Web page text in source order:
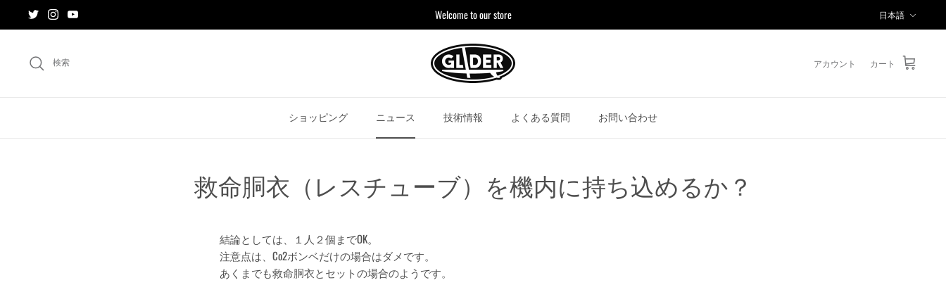
Welcome to our store
語
日本語
検索 アカウント カート
ショッピング ニュース 技術情報 よくある質問 お問い合わせ
救命胴衣（レスチューブ）を機内に持ち込めるか？
結論としては、１人２個までOK。
注意点は、Co2ボンベだけの場合はダメです。
あくまでも救命胴衣とセットの場合のようです。